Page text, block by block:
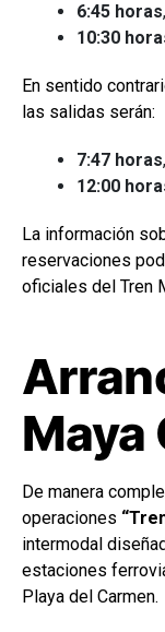
6:45 horas
10:30
En sentido
las salidas serán:
7:47 horas
12:00
La información
reservaciones
oficiales del Tren
Maya
De manera
operaciones
intermodal
estaciones
Playa del Carmen.